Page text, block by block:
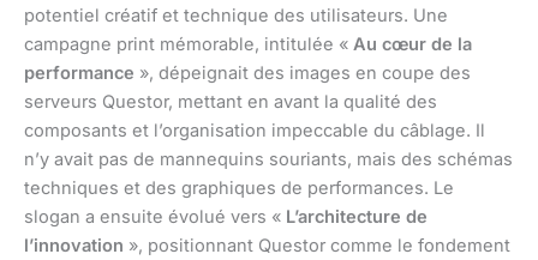
potentiel créatif et technique des utilisateurs. Une
campagne print mémorable, intitulée « Au cœur de la
performance », dépeignait des images en coupe des
serveurs Questor, mettant en avant la qualité des
composants et l’organisation impeccable du câblage. Il
n’y avait pas de mannequins souriants, mais des schémas
techniques et des graphiques de performances. Le
slogan a ensuite évolué vers « L’architecture de
l’innovation », positionnant Questor comme le fondement